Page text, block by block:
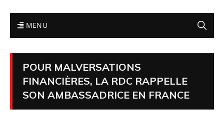
MENU
POUR MALVERSATIONS
FINANCIÈRES, LA RDC RAPPELLE
SON AMBASSADRICE EN FRANCE